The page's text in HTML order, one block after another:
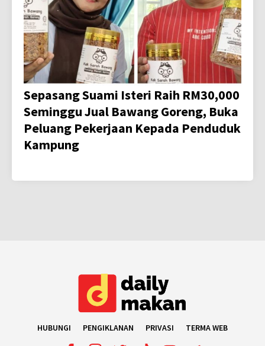
Sepasang Suami Isteri Raih RM30,000
Seminggu Jual Bawang Goreng, Buka
Peluang Pekerjaan Kepada Penduduk
Kampung
HUBUNGI PENGIKLANAN PRIVASI TERMA WEB